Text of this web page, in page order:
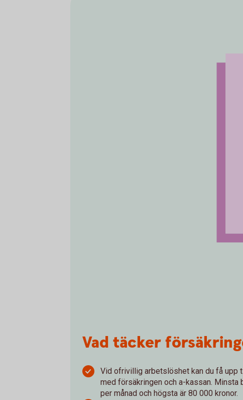
Vad täcker
Vid ofrivillig arbetslöshet kan du få upp
med försäkringen och a-kassan.
per månad och högsta är 80 000 kronor.